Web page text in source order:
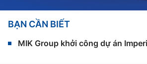
BẠN CẦN BIẾT
MIK Group khởi công dự án